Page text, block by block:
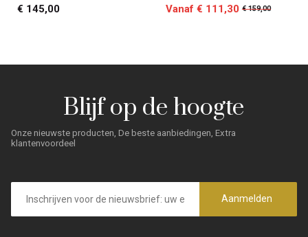
€ 145,00 Vanaf € 111,30 € 159,00
Blijf op de hoogte
Onze nieuwste producten, De beste aanbiedingen, Extra
klantenvoordeel
mailadres
Aanmelden